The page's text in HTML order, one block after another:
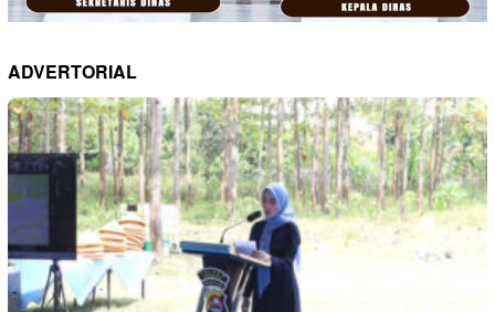
ADVERTORIAL